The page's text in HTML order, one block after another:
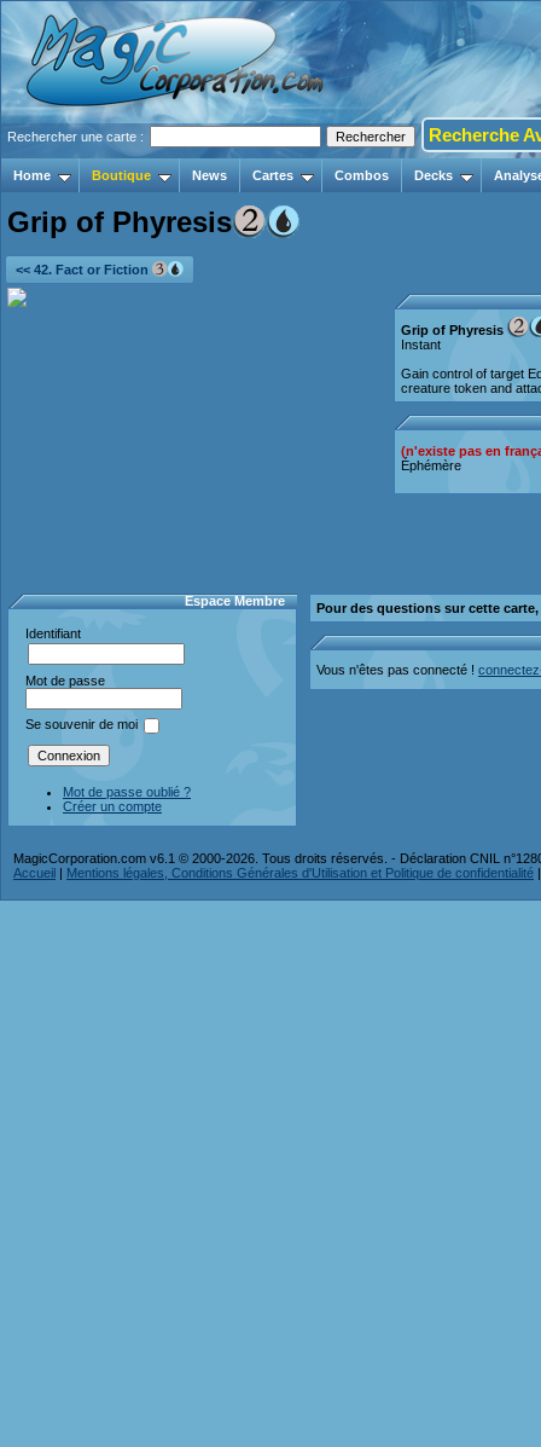
Rechercher une carte : Recherche
Home Boutique News Cartes Combos Decks
Grip of Phyresis
<< 42. Fact or Fiction
Grip of Phyresis
Instant
Gain control of target
creature token and
(n'existe pas en
Éphémère
Espace Membre
Identifiant
Mot de passe
Se souvenir de moi
Mot de passe oublié ?
Créer un compte
Pour des questions sur cette
Vous n'êtes pas connecté !
MagicCorporation.com v6.1 © 2000-2026. Tous droits réservés. - Déclaration CNIL
Accueil | Mentions légales, Conditions Générales d'Utilisation et Politique de confidentialité